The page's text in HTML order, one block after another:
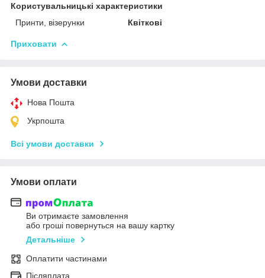
Користувальницькі характеристики
Принти, візерунки
Квіткові
Приховати
Умови доставки
Нова Пошта
Укрпошта
Всі умови доставки
Умови оплати
Ви отримаєте замовлення
або гроші повернуться на вашу картку
Детальніше
Оплатити частинами
Післяплата